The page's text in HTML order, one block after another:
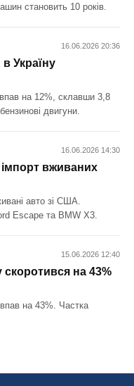
становить 10 років.
16.06.2026 20:36
Україну
на 12%, склавши 3,8
двигуни.
16.06.2026 14:30
імпорт вживаних
авто зі США.
Escape та BMW X3.
15.06.2026 12:40
скоротився на 43%
на 43%. Частка